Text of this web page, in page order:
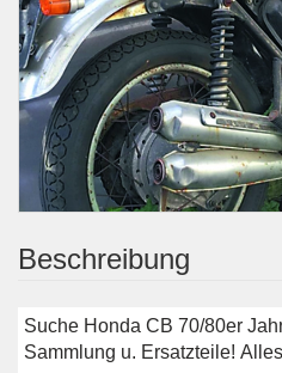
Beschreibung
Suche Honda CB 70/80er
Sammlung u. Ersatzteile!